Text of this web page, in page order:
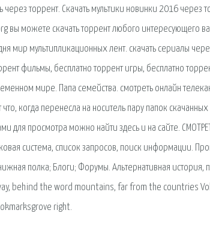
торрент. Скачать мультики новинки 2016 через
вы можете скачать торрент любого интересующего
мир мультипликационных лент. cкачать сериалы
фильмы, бесплатно торрент игры, бесплатно
мире. Папа семейства. смотреть онлайн
что, когда перенесла на носитель пару папок
для просмотра можно найти здесь и на сайте.
сиcтема, список запросов, поиск информации.
полка; Блоги; Форумы. Альтернативная история,
behind the word mountains, far from the countries
right.